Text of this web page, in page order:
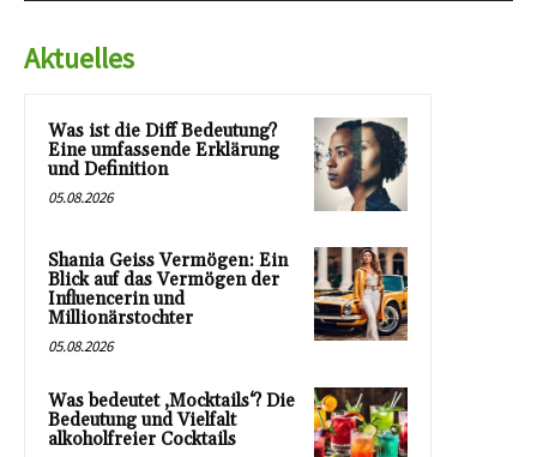
Aktuelles
Was ist die Diff Bedeutung?
Eine umfassende Erklärung
und Definition
05.08.2026
Shania Geiss Vermögen: Ein
Blick auf das Vermögen der
Influencerin und
Millionärstochter
05.08.2026
Was bedeutet ‚Mocktails‘? Die
Bedeutung und Vielfalt
alkoholfreier Cocktails